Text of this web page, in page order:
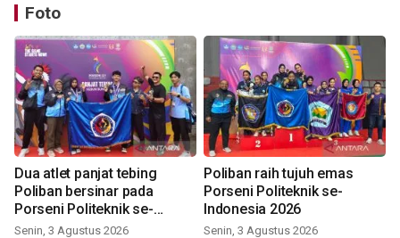
Foto
Dua atlet panjat tebing
Poliban bersinar pada
Porseni Politeknik se-
Indonesia 2026
Senin, 3 Agustus 2026
Poliban raih tujuh emas
Porseni Politeknik se-
Indonesia 2026
Senin, 3 Agustus 2026